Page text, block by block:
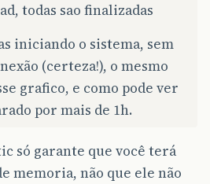
todas sao finalizadas
iniciando o sistema, sem
(certeza!), o mesmo
grafico, e como pode ver
por mais de 1h.
só garante que você terá
memoria, não que ele não